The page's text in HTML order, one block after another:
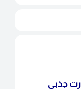
جذبی